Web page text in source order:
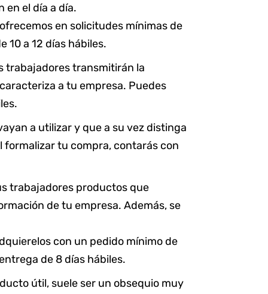
en el día a día.
en solicitudes mínimas de
10 a 12 días hábiles.
trabajadores transmitirán la
a tu empresa. Puedes
a utilizar y que a su vez distinga
formalizar tu compra, contarás con
trabajadores productos que
de tu empresa. Además, se
con un pedido mínimo de
de 8 días hábiles.
útil, suele ser un obsequio muy